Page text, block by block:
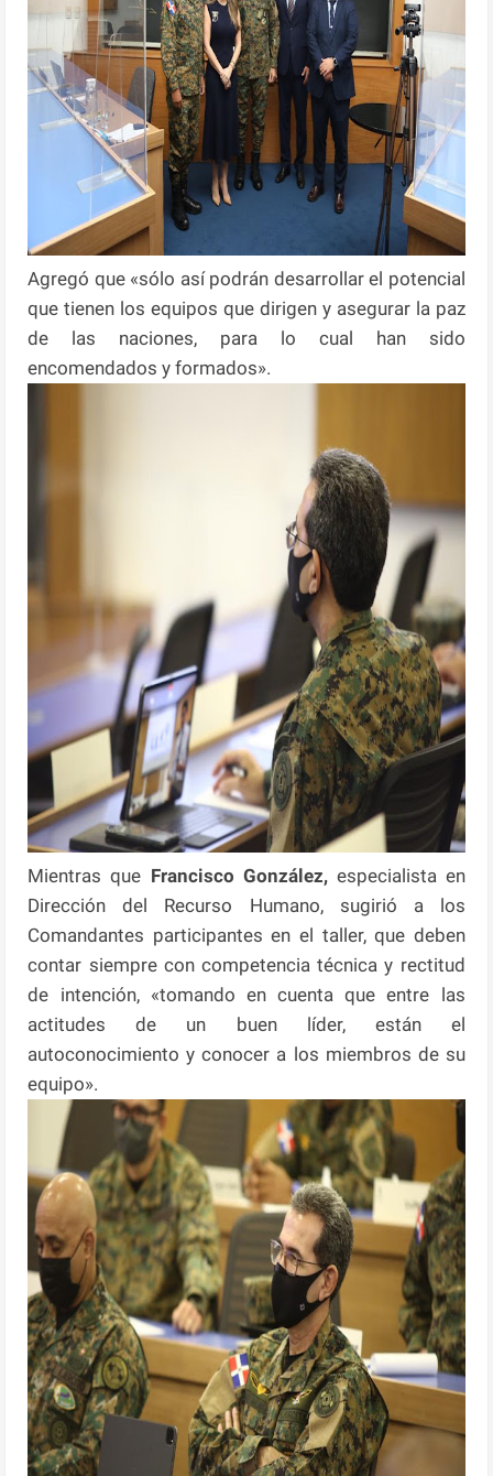
Agregó que «sólo así podrán desarrollar el potencial
que tienen los equipos que dirigen y asegurar la paz
de las naciones, para lo cual han sido
encomendados y formados».
Mientras que Francisco González,especialista en
Dirección del Recurso Humano, sugirió a los
Comandantes participantes en el taller, que deben
contar siempre con competencia técnica y rectitud
de intención, «tomando en cuenta que entre las
actitudes de un buen líder, están el
autoconocimiento y conocer a los miembros de su
equipo».